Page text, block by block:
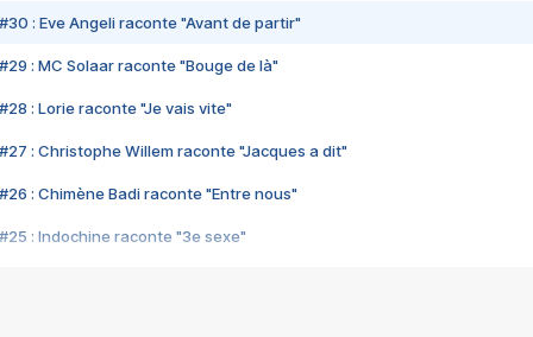
#30 : Eve Angeli raconte "Avant de partir"
#29 : MC Solaar raconte "Bouge de là"
#28 : Lorie raconte "Je vais vite"
#27 : Christophe Willem raconte "Jacques a dit"
#26 : Chimène Badi raconte "Entre nous"
#25 : Indochine raconte "3e sexe"